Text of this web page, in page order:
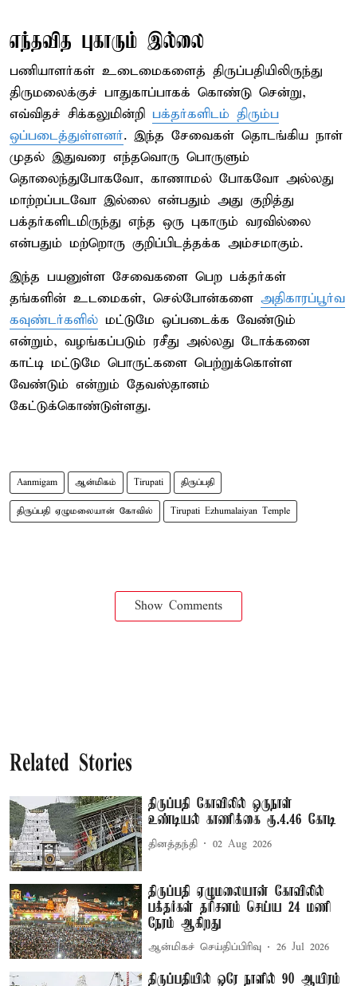
எந்தவித புகாரும் இல்லை
பணியாளர்கள் உடைமைகளைத் திருப்பதியிலிருந்து
திருமலைக்குச் பாதுகாப்பாகக் கொண்டு சென்று,
எவ்விதச் சிக்கலுமின்றி பக்தர்களிடம் திரும்ப
ஒப்படைத்துள்ளனர். இந்த சேவைகள் தொடங்கிய நாள்
முதல் இதுவரை எந்தவொரு பொருளும்
தொலைந்துபோகவோ, காணாமல் போகவோ அல்லது
மாற்றப்படவோ இல்லை என்பதும் அது குறித்து
பக்தர்களிடமிருந்து எந்த ஒரு புகாரும் வரவில்லை
என்பதும் மற்றொரு குறிப்பிடத்தக்க அம்சமாகும்.
இந்த பயனுள்ள சேவைகளை பெற பக்தர்கள்
தங்களின் உடமைகள், செல்போன்களை அதிகாரப்பூர்வ
கவுண்டர்களில் மட்டுமே ஒப்படைக்க வேண்டும்
என்றும், வழங்கப்படும் ரசீது அல்லது டோக்கனை
காட்டி மட்டுமே பொருட்களை பெற்றுக்கொள்ள
வேண்டும் என்றும் தேவஸ்தானம்
கேட்டுக்கொண்டுள்ளது.
Aanmigam ஆன்மிகம் Tirupati திருப்பதி
திருப்பதி ஏழுமலையான் கோவில் Tirupati Ezhumalaiyan Temple
Show Comments
Related Stories
திருப்பதி கோவிலில் ஒருநாள்
உண்டியல் காணிக்கை ரூ.4.46 கோடி
தினத்தந்தி 02 Aug 2026
திருப்பதி ஏழுமலையான் கோவிலில்
பக்தர்கள் தரிசனம் செய்ய 24 மணி
நேரம் ஆகிறது
ஆன்மிகச் செய்திப்பிரிவு 26 Jul 2026
திருப்பதியில் ஒரே நாளில் 90 ஆயிரம்